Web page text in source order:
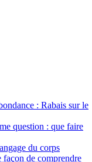
: Rabais sur le
question : que faire
du corps
façon de comprendre